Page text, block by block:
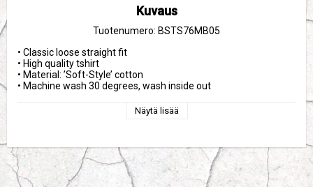
Kuvaus
Tuotenumero: BSTS76MB05
• Classic loose straight fit
• High quality tshirt
• Material: ’Soft-Style’ cotton
• Machine wash 30 degrees, wash inside out
Näytä lisää